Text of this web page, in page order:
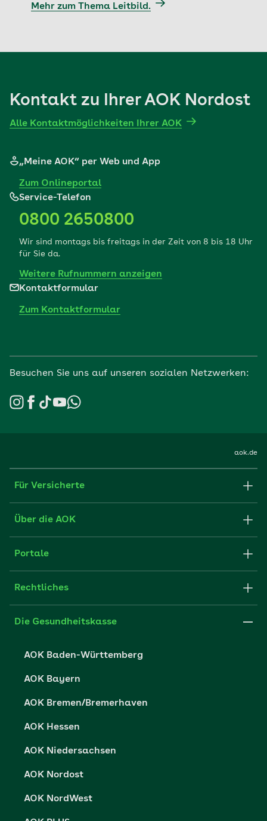
Mehr zum Thema Leitbild.
Kontakt zu Ihrer AOK Nordost
Alle Kontaktmöglichkeiten Ihrer AOK
„Meine AOK“ per Web und App
Zum Onlineportal
Service-Telefon
0800 2650800
Wir sind montags bis freitags in der Zeit von 8 bis 18 Uhr
für Sie da.
Weitere Rufnummern anzeigen
Kontaktformular
Zum Kontaktformular
Besuchen Sie uns auf unseren sozialen Netzwerken:
aok.de
Für Versicherte
Formulare und Anträge
FAQ
Über die AOK
Struktur & Verwaltung
Partner der AOK
Portale
Fachportal für Arbeitgeber
Presse- und Politikportal
Vertriebspartner-Service
Rechtliches
Impressum
Die Gesundheitskasse
AOK Baden-Württemberg
AOK Bayern
AOK Bremen/Bremerhaven
AOK Hessen
AOK Niedersachsen
AOK Nordost
AOK NordWest